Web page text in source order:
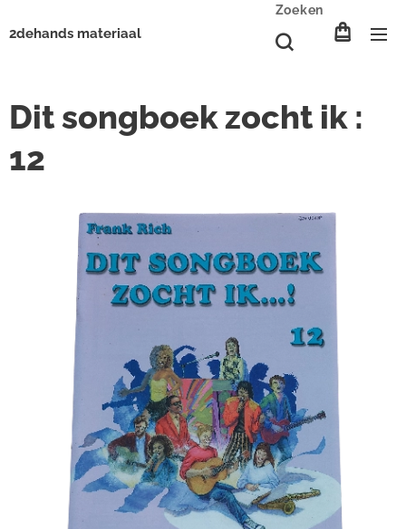
2dehands materiaal
Zoeken
Dit songboek zocht ik :
12